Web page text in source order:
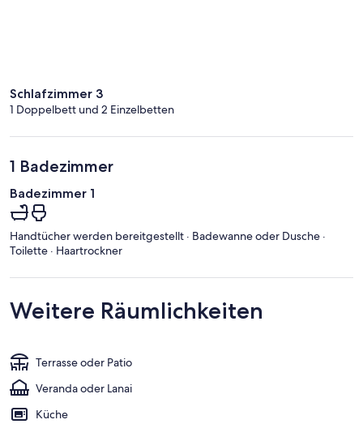
Schlafzimmer 3
1 Doppelbett und 2 Einzelbetten
1 Badezimmer
Badezimmer 1
Handtücher werden bereitgestellt · Badewanne oder Dusche ·
Toilette · Haartrockner
Weitere Räumlichkeiten
Terrasse oder Patio
Veranda oder Lanai
Küche